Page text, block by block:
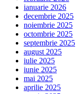
ianuarie 2026
decembrie 2025
noiembrie 2025
octombrie 2025
septembrie 2025
august 2025
iulie 2025
iunie 2025
mai 2025
aprilie 2025